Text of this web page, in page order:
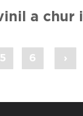
5 6 ›